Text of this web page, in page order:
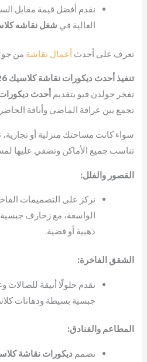
نقدم أفضل قيمة مقابل
العالية في شغل نقاشه
تعرف على أحدثأعمال نقاشة من
تنفيذ أحدث ديكورات نقاشة كلاسيك 2026
تفخر جولدن فيو بتقديم أحدث ديكورات
تجمع بين عراقة الماضي وأناقة
سواء كانت مساحتك منزلية أو
تناسب جميع الأماكن وتضفي عليها
القصور والفلل:
نركز على التصميمات
الواسعة، مع زخارف
ذهبية أو فضية.
الشقق الفاخرة:
نقدم حلولًا أنيقة
جبسية بسيطة ودهانات
المطاعم والفنادق:
نصممديكورات نقاشة